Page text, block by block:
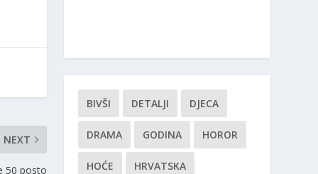
NEXT
50 posto
BIVŠI DETALJI DJECA
DRAMA GODINA HOROR
HOĆE HRVATSKA